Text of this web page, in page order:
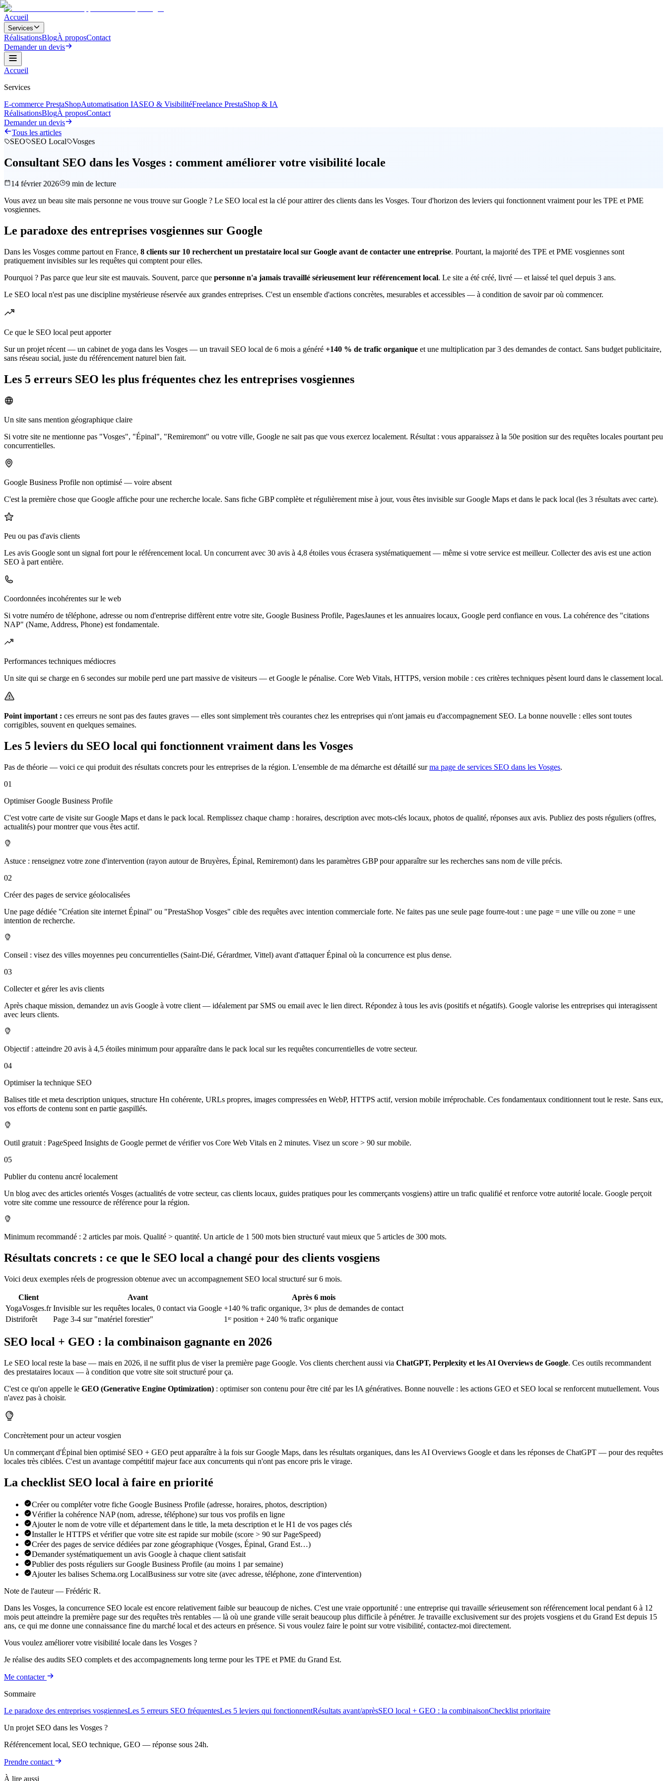
Accueil
Services
RéalisationsBlogÀ proposContact
Demander un devis
Accueil
Services
E-commerce PrestaShopAutomatisation IASEO & VisibilitéFreelance PrestaShop & IA
RéalisationsBlogÀ proposContact
Demander un devis
Tous les articles
SEO
SEO Local Vosges
Consultant SEO dans les Vosges : comment améliorer votre visibilité locale
14 février 2026 9 min de lecture
Vous avez un beau site mais personne ne vous trouve sur Google ? Le SEO local est la clé pour attirer des clients dans les Vosges. Tour d'horizon des leviers qui fonctionnent vraiment pour les TPE et PME
vosgiennes.
Le paradoxe des entreprises vosgiennes sur Google
Dans les Vosges comme partout en France, 8 clients sur 10 recherchent un prestataire local sur Google avant de contacter une entreprise. Pourtant, la majorité des TPE et PME vosgiennes sont
pratiquement invisibles sur les requêtes qui comptent pour elles.
Pourquoi ? Pas parce que leur site est mauvais. Souvent, parce que personne n'a jamais travaillé sérieusement leur référencement local. Le site a été créé, livré — et laissé tel quel depuis 3 ans.
Le SEO local n'est pas une discipline mystérieuse réservée aux grandes entreprises. C'est un ensemble d'actions concrètes, mesurables et accessibles — à condition de savoir par où commencer.
Ce que le SEO local peut apporter
Sur un projet récent — un cabinet de yoga dans les Vosges — un travail SEO local de 6 mois a généré +140 % de trafic organique et une multiplication par 3 des demandes de contact. Sans budget publicitaire,
sans réseau social, juste du référencement naturel bien fait.
Les 5 erreurs SEO les plus fréquentes chez les entreprises vosgiennes
Un site sans mention géographique claire
Si votre site ne mentionne pas "Vosges", "Épinal", "Remiremont" ou votre ville, Google ne sait pas que vous exercez localement. Résultat : vous apparaissez à la 50e position sur des requêtes locales pourtant peu
concurrentielles.
Google Business Profile non optimisé — voire absent
C'est la première chose que Google affiche pour une recherche locale. Sans fiche GBP complète et régulièrement mise à jour, vous êtes invisible sur Google Maps et dans le pack local (les 3 résultats avec carte).
Peu ou pas d'avis clients
Les avis Google sont un signal fort pour le référencement local. Un concurrent avec 30 avis à 4,8 étoiles vous écrasera systématiquement — même si votre service est meilleur. Collecter des avis est une action
SEO à part entière.
Coordonnées incohérentes sur le web
Si votre numéro de téléphone, adresse ou nom d'entreprise diffèrent entre votre site, Google Business Profile, PagesJaunes et les annuaires locaux, Google perd confiance en vous. La cohérence des "citations
NAP" (Name, Address, Phone) est fondamentale.
Performances techniques médiocres
Un site qui se charge en 6 secondes sur mobile perd une part massive de visiteurs — et Google le pénalise. Core Web Vitals, HTTPS, version mobile : ces critères techniques pèsent lourd dans le classement local.
Point important : ces erreurs ne sont pas des fautes graves — elles sont simplement très courantes chez les entreprises qui n'ont jamais eu d'accompagnement SEO. La bonne nouvelle : elles sont toutes
corrigibles, souvent en quelques semaines.
Les 5 leviers du SEO local qui fonctionnent vraiment dans les Vosges
Pas de théorie — voici ce qui produit des résultats concrets pour les entreprises de la région. L'ensemble de ma démarche est détaillé sur ma page de services SEO dans les Vosges.
01
Optimiser Google Business Profile
C'est votre carte de visite sur Google Maps et dans le pack local. Remplissez chaque champ : horaires, description avec mots-clés locaux, photos de qualité, réponses aux avis. Publiez des posts réguliers (offres,
actualités) pour montrer que vous êtes actif.
Astuce : renseignez votre zone d'intervention (rayon autour de Bruyères, Épinal, Remiremont) dans les paramètres GBP pour apparaître sur les recherches sans nom de ville précis.
02
Créer des pages de service géolocalisées
Une page dédiée "Création site internet Épinal" ou "PrestaShop Vosges" cible des requêtes avec intention commerciale forte. Ne faites pas une seule page fourre-tout : une page = une ville ou zone = une
intention de recherche.
Conseil : visez des villes moyennes peu concurrentielles (Saint-Dié, Gérardmer, Vittel) avant d'attaquer Épinal où la concurrence est plus dense.
03
Collecter et gérer les avis clients
Après chaque mission, demandez un avis Google à votre client — idéalement par SMS ou email avec le lien direct. Répondez à tous les avis (positifs et négatifs). Google valorise les entreprises qui interagissent
avec leurs clients.
Objectif : atteindre 20 avis à 4,5 étoiles minimum pour apparaître dans le pack local sur les requêtes concurrentielles de votre secteur.
04
Optimiser la technique SEO
Balises title et meta description uniques, structure Hn cohérente, URLs propres, images compressées en WebP, HTTPS actif, version mobile irréprochable. Ces fondamentaux conditionnent tout le reste. Sans eux,
vos efforts de contenu sont en partie gaspillés.
Outil gratuit : PageSpeed Insights de Google permet de vérifier vos Core Web Vitals en 2 minutes. Visez un score > 90 sur mobile.
05
Publier du contenu ancré localement
Un blog avec des articles orientés Vosges (actualités de votre secteur, cas clients locaux, guides pratiques pour les commerçants vosgiens) attire un trafic qualifié et renforce votre autorité locale. Google perçoit
votre site comme une ressource de référence pour la région.
Minimum recommandé : 2 articles par mois. Qualité > quantité. Un article de 1 500 mots bien structuré vaut mieux que 5 articles de 300 mots.
Résultats concrets : ce que le SEO local a changé pour des clients vosgiens
Voici deux exemples réels de progression obtenue avec un accompagnement SEO local structuré sur 6 mois.
Client Avant
Après 6 mois
YogaVosges.fr Invisible sur les requêtes locales, 0 contact via Google +140 % trafic organique, 3× plus de demandes de contact
Distriforêt
Page 3-4 sur "matériel forestier" 1ʳᵉ position + 240 % trafic organique
SEO local + GEO : la combinaison gagnante en 2026
Le SEO local reste la base — mais en 2026, il ne suffit plus de viser la première page Google. Vos clients cherchent aussi via ChatGPT, Perplexity et les AI Overviews de Google. Ces outils recommandent
des prestataires locaux — à condition que votre site soit structuré pour ça.
C'est ce qu'on appelle le GEO (Generative Engine Optimization) : optimiser son contenu pour être cité par les IA génératives. Bonne nouvelle : les actions GEO et SEO local se renforcent mutuellement. Vous
n'avez pas à choisir.
Concrètement pour un acteur vosgien
Un commerçant d'Épinal bien optimisé SEO + GEO peut apparaître à la fois sur Google Maps, dans les résultats organiques, dans les AI Overviews Google et dans les réponses de ChatGPT — pour des requêtes
locales très ciblées. C'est un avantage compétitif majeur face aux concurrents qui n'ont pas encore pris le virage.
La checklist SEO local à faire en priorité
Créer ou compléter votre fiche Google Business Profile (adresse, horaires, photos, description)
Vérifier la cohérence NAP (nom, adresse, téléphone) sur tous vos profils en ligne
Ajouter le nom de votre ville et département dans le title, la meta description et le H1 de vos pages clés
Installer le HTTPS et vérifier que votre site est rapide sur mobile (score > 90 sur PageSpeed)
Créer des pages de service dédiées par zone géographique (Vosges, Épinal, Grand Est…)
Demander systématiquement un avis Google à chaque client satisfait
Publier des posts réguliers sur Google Business Profile (au moins 1 par semaine)
Ajouter les balises Schema.org LocalBusiness sur votre site (avec adresse, téléphone, zone d'intervention)
Note de l'auteur — Frédéric R.
Dans les Vosges, la concurrence SEO locale est encore relativement faible sur beaucoup de niches. C'est une vraie opportunité : une entreprise qui travaille sérieusement son référencement local pendant 6 à 12
mois peut atteindre la première page sur des requêtes très rentables — là où une grande ville serait beaucoup plus difficile à pénétrer. Je travaille exclusivement sur des projets vosgiens et du Grand Est depuis 15
ans, ce qui me donne une connaissance fine du marché local et des acteurs en présence. Si vous voulez faire le point sur votre visibilité, contactez-moi directement.
Vous voulez améliorer votre visibilité locale dans les Vosges ?
Je réalise des audits SEO complets et des accompagnements long terme pour les TPE et PME du Grand Est.
Me contacter
Sommaire
Le paradoxe des entreprises vosgiennesLes 5 erreurs SEO fréquentesLes 5 leviers qui fonctionnentRésultats avant/aprèsSEO local + GEO : la combinaisonChecklist prioritaire
Un projet SEO dans les Vosges ?
Référencement local, SEO technique, GEO — réponse sous 24h.
Prendre contact
À lire aussi